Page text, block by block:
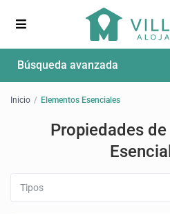
Búsqueda avanzada
Inicio Elementos Esenciales
Propiedades
Tipos